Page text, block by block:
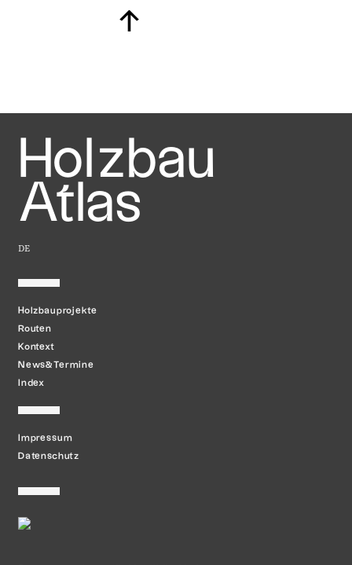
↑
Holzbau
Atlas
DE
Holzbauprojekte
Routen
Kontext
News&Termine
Index
Impressum
Datenschutz